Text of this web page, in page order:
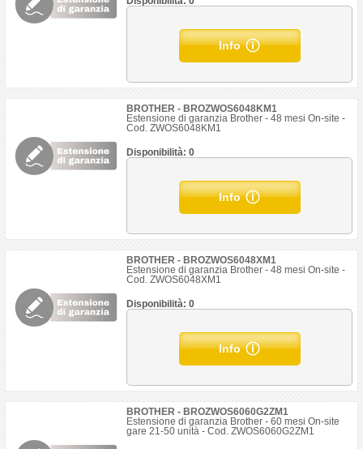
Info
BROTHER - BROZWOS6048KM1
Estensione di garanzia Brother - 48 mesi On-site -
Cod. ZWOS6048KM1
Disponibilità: 0
Info
BROTHER - BROZWOS6048XM1
Estensione di garanzia Brother - 48 mesi On-site -
Cod. ZWOS6048XM1
Disponibilità: 0
Info
BROTHER - BROZWOS6060G2ZM1
Estensione di garanzia Brother - 60 mesi On-site
gare 21-50 unità - Cod. ZWOS6060G2ZM1